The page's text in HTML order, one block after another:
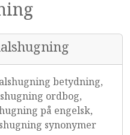
betydning,
ordbog,
på engelsk,
synonymer